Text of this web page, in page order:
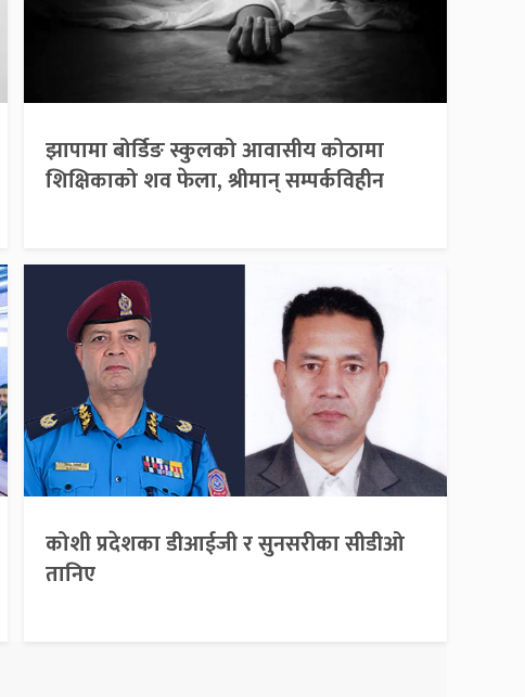
झापामा बोर्डिङ स्कुलको आवासीय कोठामा
शिक्षिकाको शव फेला, श्रीमान् सम्पर्कविहीन
कोशी प्रदेशका डीआईजी र सुनसरीका सीडीओ
तानिए